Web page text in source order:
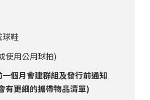
鞋
使用公用球拍)
個月會建群組及發行前通知
有更細的攜帶物品清單)